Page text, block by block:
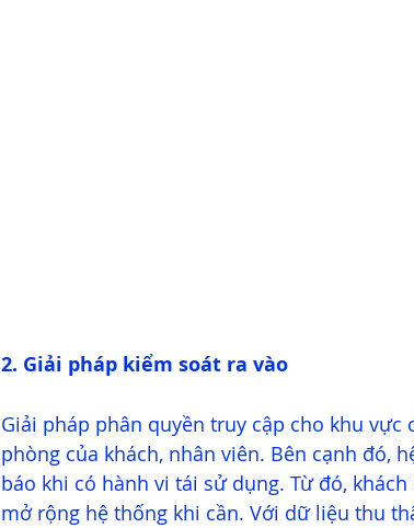
2. Giải pháp kiểm soát ra vào
Giải pháp phân quyền truy cập cho khu
phòng của khách, nhân viên. Bên cạnh đó,
báo khi có hành vi tái sử dụng. Từ đó,
mở rộng hệ thống khi cần. Với dữ liệu thu